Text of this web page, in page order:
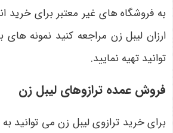
به فروشگاه ‌های غیر معتبر برای خرید
ارزان لیبل زن مراجعه کنید نمونه ‌های
‌توانید تهیه نمایید.
فروش عمده ترازوهای لیبل زن
برای خرید ترازوی لیبل زن می ‌توانید